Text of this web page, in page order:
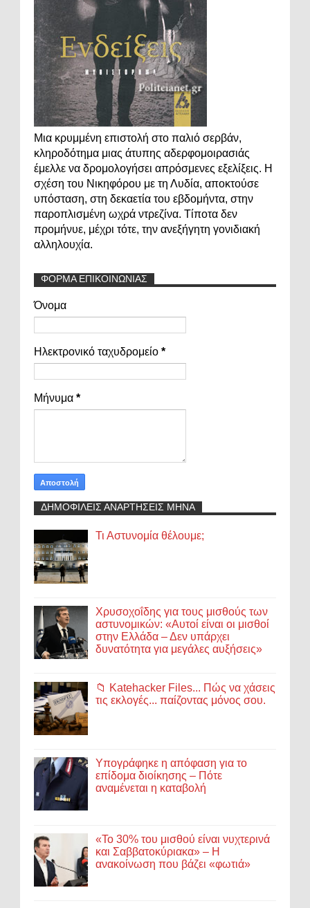
Μια κρυμμένη επιστολή στο παλιό σερβάν,
κληροδότημα μιας άτυπης αδερφομοιρασιάς
έμελλε να δρομολογήσει απρόσμενες εξελίξεις. Η
σχέση του Νικηφόρου με τη Λυδία, αποκτούσε
υπόσταση, στη δεκαετία του εβδομήντα, στην
παροπλισμένη ωχρά ντρεζίνα. Τίποτα δεν
προμήνυε, μέχρι τότε, την ανεξήγητη γονιδιακή
αλληλουχία.
ΦΟΡΜΑ ΕΠΙΚΟΙΝΩΝΙΑΣ
Όνομα
Ηλεκτρονικό ταχυδρομείο *
Μήνυμα *
ΔΗΜΟΦΙΛΕΙΣ ΑΝΑΡΤΗΣΕΙΣ ΜΗΝΑ
Τι Αστυνομία θέλουμε;
Χρυσοχοΐδης για τους μισθούς των
αστυνομικών: «Αυτοί είναι οι μισθοί
στην Ελλάδα – Δεν υπάρχει
δυνατότητα για μεγάλες αυξήσεις»
📁 Katehacker Files... Πώς να χάσεις
τις εκλογές... παίζοντας μόνος σου.
Υπογράφηκε η απόφαση για το
επίδομα διοίκησης – Πότε
αναμένεται η καταβολή
«Το 30% του μισθού είναι νυχτερινά
και Σαββατοκύριακα» – Η
ανακοίνωση που βάζει «φωτιά»